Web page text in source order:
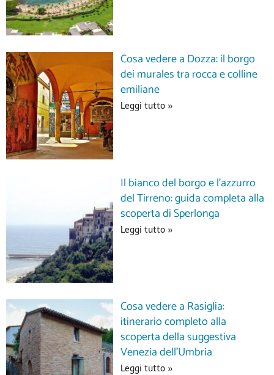
Cosa vedere a Dozza: il borgo
dei murales tra rocca e colline
emiliane
Leggi tutto »
Il bianco del borgo e l’azzurro
del Tirreno: guida completa alla
scoperta di Sperlonga
Leggi tutto »
Cosa vedere a Rasiglia:
itinerario completo alla
scoperta della suggestiva
Venezia dell’Umbria
Leggi tutto »